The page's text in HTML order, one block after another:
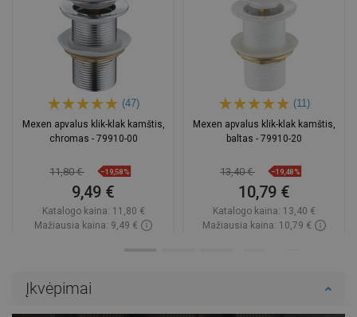
(47)
Mexen apvalus klik-klak kamštis,
chromas - 79910-00
11,80 € −19,58%
9,49 €
Katalogo kaina: 11,80 €
Mažiausia kaina: 9,49 €
(11)
Mexen apvalus klik-klak kamštis,
baltas - 79910-20
13,40 € −19,48%
10,79 €
Katalogo kaina: 13,40 €
Mažiausia kaina: 10,79 €
Įkvėpimai